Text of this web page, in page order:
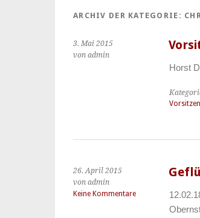
ARCHIV DER KATEGORIE:
3. Mai 2015
von admin
Horst
26. April 2015
von admin
Keine Kommentare